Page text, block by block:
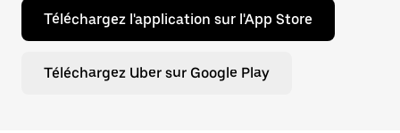
Téléchargez l'application sur l'App Store
Téléchargez Uber sur Google Play